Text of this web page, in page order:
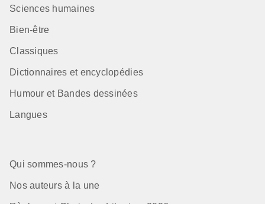
Sciences humaines
Bien-être
Classiques
Dictionnaires et encyclopédies
Humour et Bandes dessinées
Langues
Qui sommes-nous ?
Nos auteurs à la une